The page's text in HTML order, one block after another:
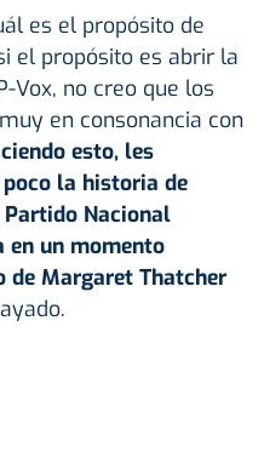
es el propósito de
el propósito es abrir la
Vox, no creo que los
en consonancia con
esto, les
la historia de
Nacional
en un momento
de Margaret Thatcher